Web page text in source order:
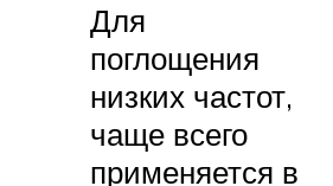
Для
поглощения
низких частот,
чаще всего
применяется в